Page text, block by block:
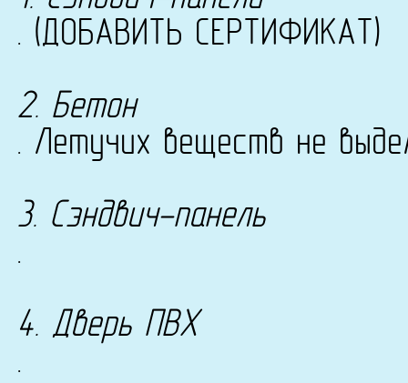
. (ДОБАВИТЬ СЕРТИФИКАТ)
2. Бетон
. Летучих веществ не
3. Сэндвич-панель
.
4. Дверь ПВХ
.